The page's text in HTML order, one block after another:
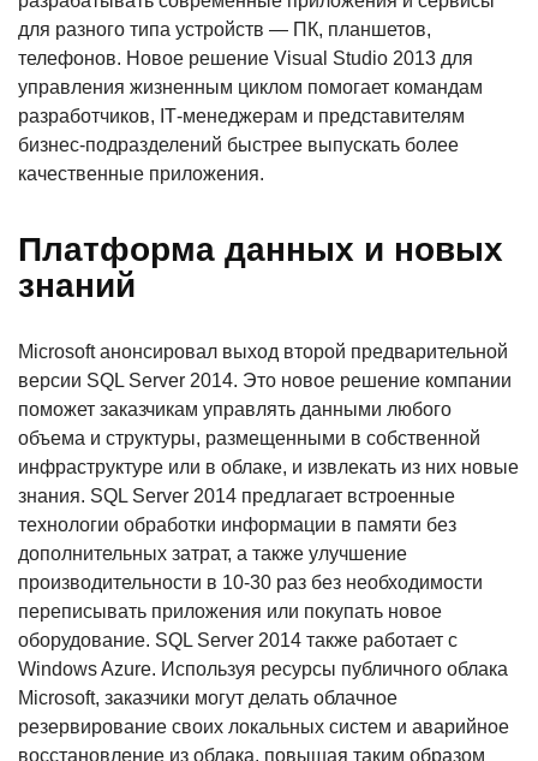
для разного типа устройств — ПК, планшетов,
телефонов. Новое решение Visual Studio 2013 для
управления жизненным циклом помогает командам
разработчиков, IТ-менеджерам и представителям
бизнес-подразделений быстрее выпускать более
качественные приложения.
Платформа данных и новых
знаний
Microsoft анонсировал выход второй предварительной
версии SQL Server 2014. Это новое решение компании
поможет заказчикам управлять данными любого
объема и структуры, размещенными в собственной
инфраструктуре или в облаке, и извлекать из них новые
знания. SQL Server 2014 предлагает встроенные
технологии обработки информации в памяти без
дополнительных затрат, а также улучшение
производительности в 10-30 раз без необходимости
переписывать приложения или покупать новое
оборудование. SQL Server 2014 также работает с
Windows Azure. Используя ресурсы публичного облака
Microsoft, заказчики могут делать облачное
резервирование своих локальных систем и аварийное
восстановление из облака, повышая таким образом